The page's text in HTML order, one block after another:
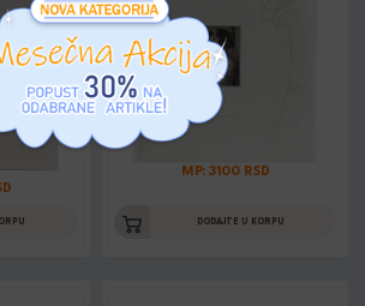
MP: 3100 RSD
DODAJTE U KORPU